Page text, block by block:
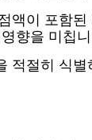
이 포함
향을 미칩
절히 식